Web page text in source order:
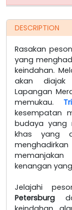
DESCRIPTION
Rasakan
yang
keindahan.
akan diajak
Lapangan
memukau.
kesempatan
budaya yang
khas yang
kenangan
Jelajahi
Petersburg